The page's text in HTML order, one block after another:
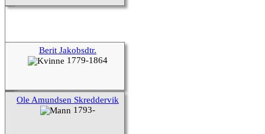
Berit Jakobsdtr.
1779-1864
Ole Amundsen Skreddervik
1793-